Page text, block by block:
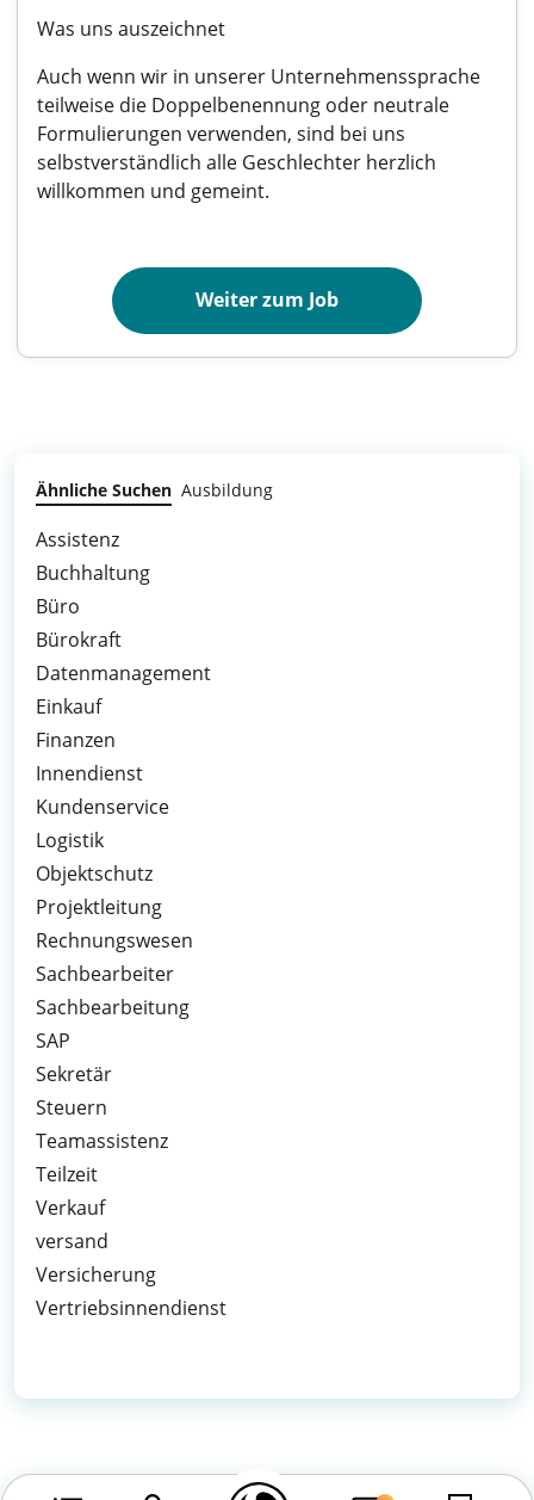
Was uns auszeichnet
Auch wenn wir in unserer Unternehmenssprache
teilweise die Doppelbenennung oder neutrale
Formulierungen verwenden, sind bei uns
selbstverständlich alle Geschlechter herzlich
willkommen und gemeint.
Weiter zum Job
Ähnliche Suchen Ausbildung
Assistenz
Buchhaltung
Büro
Bürokraft
Datenmanagement
Einkauf
Finanzen
Innendienst
Kundenservice
Logistik
Objektschutz
Projektleitung
Rechnungswesen
Sachbearbeiter
Sachbearbeitung
SAP
Sekretär
Steuern
Teamassistenz
Teilzeit
Verkauf
versand
Versicherung
Vertriebsinnendienst